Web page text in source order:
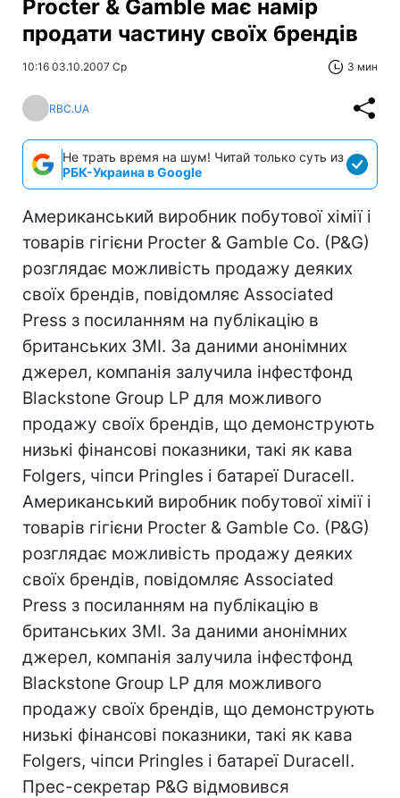
Procter & Gamble має намір
продати частину своїх брендів
10:16 03.10.2007 Ср 3 мин
RBC.UA
Не трать время на шум! Читай только суть из
РБК-Украина в Google
Американський виробник побутової хімії і
товарів гігієни Procter & Gamble Co. (P&G)
розглядає можливість продажу деяких
своїх брендів, повідомляє Associated
Press з посиланням на публікацію в
британських ЗМІ. За даними анонімних
джерел, компанія залучила інфестфонд
Blackstone Group LP для можливого
продажу своїх брендів, що демонструють
низькі фінансові показники, такі як кава
Folgers, чіпси Pringles і батареї Duracell.
Американський виробник побутової хімії і
товарів гігієни Procter & Gamble Co. (P&G)
розглядає можливість продажу деяких
своїх брендів, повідомляє Associated
Press з посиланням на публікацію в
британських ЗМІ. За даними анонімних
джерел, компанія залучила інфестфонд
Blackstone Group LP для можливого
продажу своїх брендів, що демонструють
низькі фінансові показники, такі як кава
Folgers, чіпси Pringles і батареї Duracell.
Прес-секретар P&G відмовився